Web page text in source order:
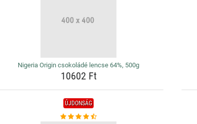
Nigeria Origin csokoládé lencse 64%, 500g
10602 Ft
ÚJDONSÁG